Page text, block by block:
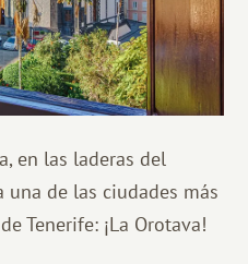
en las laderas del
una de las ciudades más
Tenerife: ¡La Orotava!